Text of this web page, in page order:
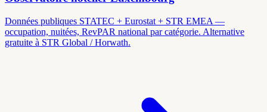
Données publiques STATEC + Eurostat + STR EMEA —
occupation, nuitées, RevPAR national par catégorie. Alternative
gratuite à STR Global / Horwath.